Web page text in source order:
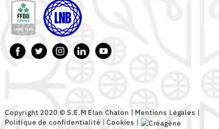
Copyright 2020 © S.E.M Elan Chalon | Mentions Légales |
Politique de confidentialité |Cookies |